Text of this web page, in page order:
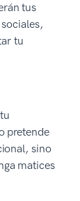
tus
tu
pretende
sino
matices